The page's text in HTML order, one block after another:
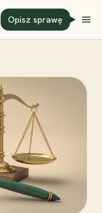
Opisz sprawę